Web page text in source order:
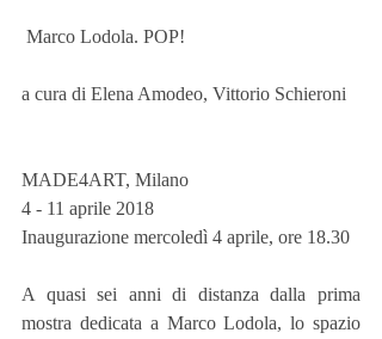
Marco Lodola. POP!
a cura di Elena Amodeo, Vittorio Schieroni
MADE4ART, Milano
4 - 11 aprile 2018
Inaugurazione mercoledì 4 aprile, ore 18.30
A quasi sei anni di distanza dalla prima
mostra dedicata a Marco Lodola, lo spazio